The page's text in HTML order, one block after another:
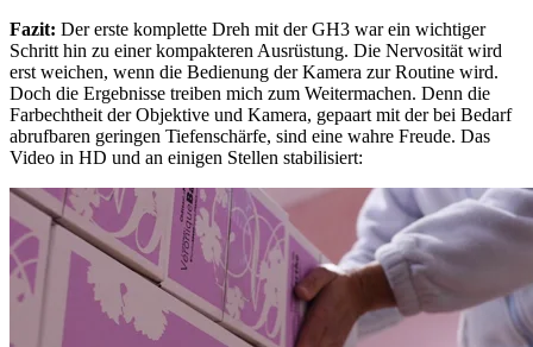
Fazit: Der erste komplette Dreh mit der GH3 war ein wichtiger
Schritt hin zu einer kompakteren Ausrüstung. Die Nervosität wird
erst weichen, wenn die Bedienung der Kamera zur Routine wird.
Doch die Ergebnisse treiben mich zum Weitermachen. Denn die
Farbechtheit der Objektive und Kamera, gepaart mit der bei Bedarf
abrufbaren geringen Tiefenschärfe, sind eine wahre Freude. Das
Video in HD und an einigen Stellen stabilisiert: